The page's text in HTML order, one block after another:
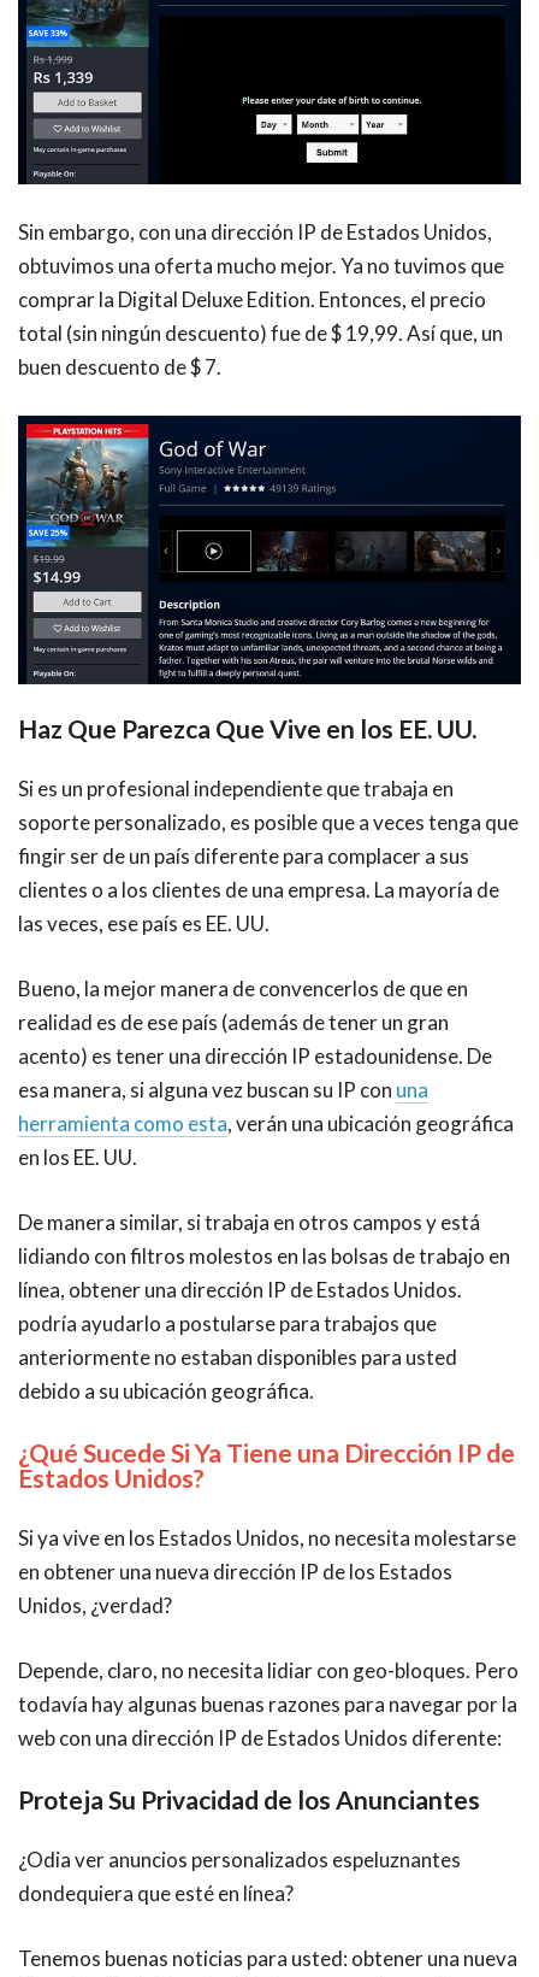
Sin embargo, con una dirección IP deEstados Unidos,
obtuvimos una oferta mucho mejor. Ya no tuvimos que
comprar la Digital Deluxe Edition. Entonces, el precio
total (sin ningún descuento) fue de $ 19,99. Así que, un
buen descuento de $ 7.
Haz Que Parezca Que Vive en los EE. UU.
Si es un profesional independiente que trabaja en
soporte personalizado, es posible que a veces tenga que
fingir ser de un país diferente para complacer a sus
clientes o a los clientes de una empresa. La mayoría de
las veces, ese país es EE. UU.
Bueno, la mejor manera de convencerlos de que en
realidad es de ese país (además de tener un gran
acento) es tener una dirección IP estadounidense. De
esa manera, si alguna vez buscan su IP con una
herramienta como esta, verán una ubicación geográfica
en los EE. UU.
De manera similar, si trabaja en otros campos y está
lidiando con filtros molestos en las bolsas de trabajo en
línea, obtener una dirección IP deEstados Unidos.
podría ayudarlo a postularse para trabajos que
anteriormente no estaban disponibles para usted
debido a su ubicación geográfica.
¿Qué Sucede Si Ya Tiene una Dirección IP de
Estados Unidos?
Si ya vive en los Estados Unidos, no necesita molestarse
en obtener una nueva dirección IP de los Estados
Unidos, ¿verdad?
Depende, claro, no necesita lidiar con geo-bloques. Pero
todavía hay algunas buenas razones para navegar por la
web con una dirección IP de Estados Unidos diferente:
Proteja Su Privacidad de los Anunciantes
¿Odia ver anuncios personalizados espeluznantes
dondequiera que esté en línea?
Tenemos buenas noticias para usted: obtener una nueva